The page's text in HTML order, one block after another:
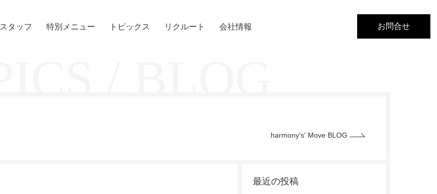
スタッフ 特別メニュー トピックス リクルート 会社情報 お問合せ
harmony's' Move BLOG
最近の投稿